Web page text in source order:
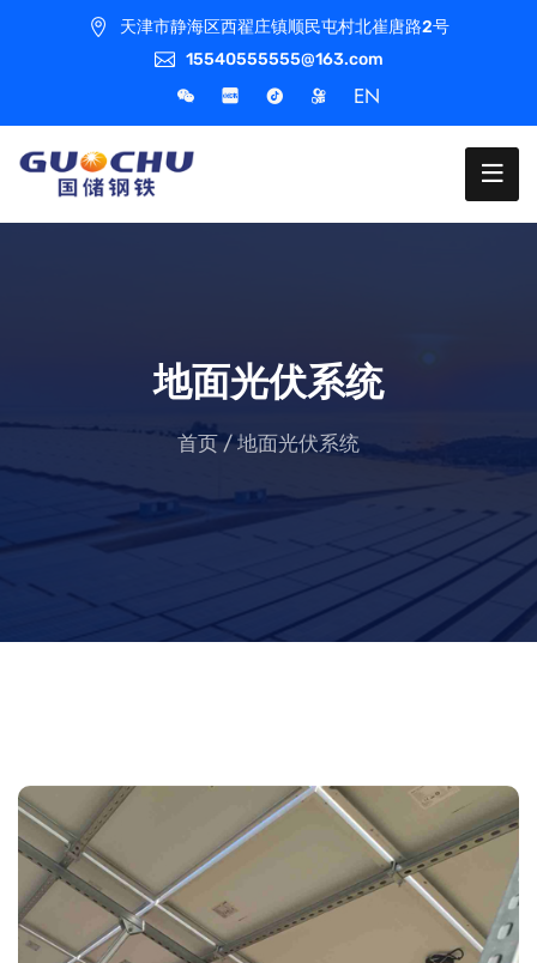
天津市静海区西翟庄镇顺民屯村北崔唐路2号
15540555555@163.com
EN
地面光伏系统
首页/地面光伏系统